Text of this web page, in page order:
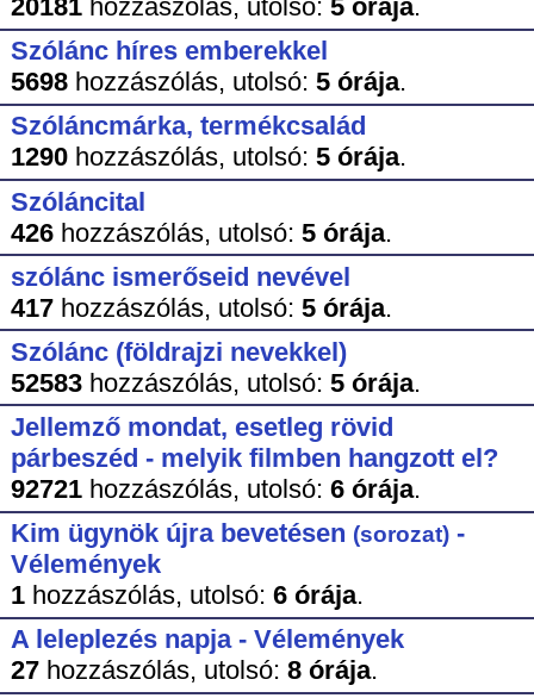
20181hozzászólás, utolsó: 5 órája.
Szólánc híres emberekkel
5698hozzászólás, utolsó: 5 órája.
Szóláncmárka, termékcsalád
1290hozzászólás, utolsó: 5 órája.
Szóláncital
426hozzászólás, utolsó: 5 órája.
szólánc ismerőseid nevével
417hozzászólás, utolsó: 5 órája.
Szólánc (földrajzi nevekkel)
52583hozzászólás, utolsó: 5 órája.
Jellemző mondat, esetleg rövid
párbeszéd - melyik filmben hangzott el?
92721hozzászólás, utolsó: 6 órája.
Kim ügynök újra bevetésen (sorozat)-
Vélemények
1hozzászólás, utolsó: 6 órája.
A leleplezés napja - Vélemények
27hozzászólás, utolsó: 8 órája.